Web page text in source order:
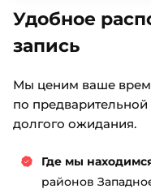
Удобное
запись
Мы ценим ваше
по предварительной
долгого ожидания.
Где мы
районов